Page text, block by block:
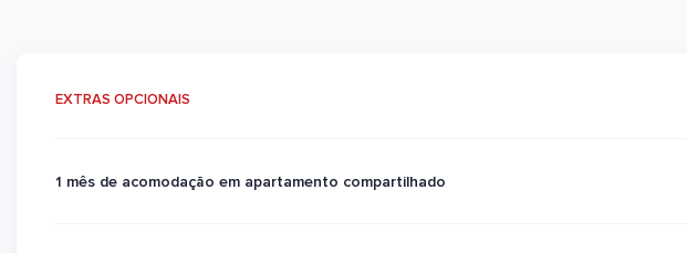
EXTRAS OPCIONAIS
1 mês de acomodação em apartamento compartilhado